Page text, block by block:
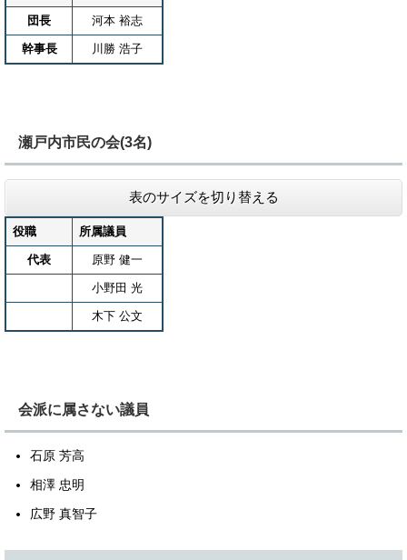
団長 河本 裕志
幹事長 川勝 浩子
瀬戸内市民の会(3名)
表のサイズを切り替える
役職 所属議員
代表 原野 健一
小野田 光
木下 公文
会派に属さない議員
石原 芳高
相澤 忠明
広野 真智子